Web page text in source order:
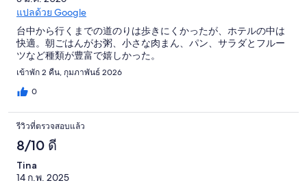
แปลด้วย Google
台中から行くまでの道のりは歩きにくかったが、ホテルの中は
快適。朝ごはんがお粥、小さな肉まん、パン、サラダとフルー
ツなど種類が豊富で嬉しかった。
เข้าพัก 2 คืน, กุมภาพันธ์ 2026
0
รีวิวที่ตรวจสอบแล้ว
8/10 ดี
Tina
14 ก.พ. 2025